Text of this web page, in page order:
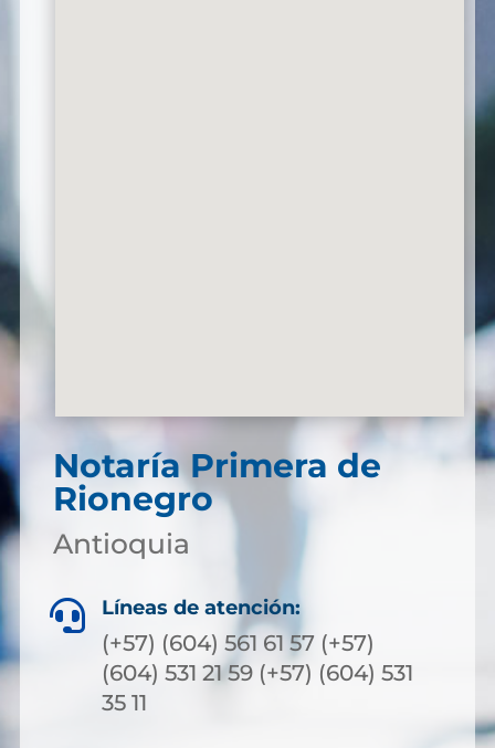
Notaría Primera de
Rionegro
Antioquia
 Líneas de atención:
(+57) (604) 561 61 57 (+57)
(604) 531 21 59 (+57) (604) 531
35 11